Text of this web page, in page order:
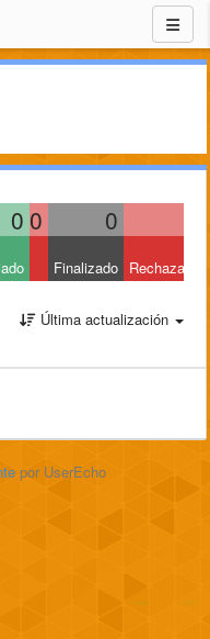
0 0 0
Finalizado Rechazado
Última actualización
por UserEcho